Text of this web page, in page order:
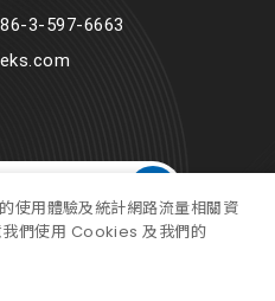
3-597-6663
使用體驗及統計網路流量相關資
我們使用 Cookies 及我們的